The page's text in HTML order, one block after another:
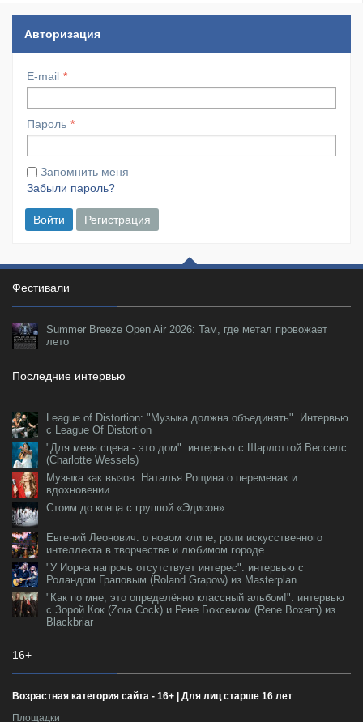
Авторизация
E-mail
Пароль
Запомнить меня
Забыли пароль?
Войти Регистрация
Фестивали
Summer Breeze Open Air 2026: Там, где метал провожает
лето
Последние интервью
League of Distortion: "Музыка должна объединять". Интервью
с League Of Distortion
"Для меня сцена - это дом": интервью с Шарлоттой Весселс
(Charlotte Wessels)
Музыка как вызов: Наталья Рощина о переменах и
вдохновении
Стоим до конца с группой «Эдисон»
Евгений Леонович: о новом клипе, роли искусственного
интеллекта в творчестве и любимом городе
"У Йорна напрочь отсутствует интерес": интервью с
Роландом Граповым (Roland Grapow) из Masterplan
"Как по мне, это определённо классный альбом!": интервью
с Зорой Кок (Zora Cock) и Рене Боксемом (Rene Boxem) из
Blackbriar
16+
Возрастная категория сайта - 16+ | Для лиц старше 16 лет
Площадки